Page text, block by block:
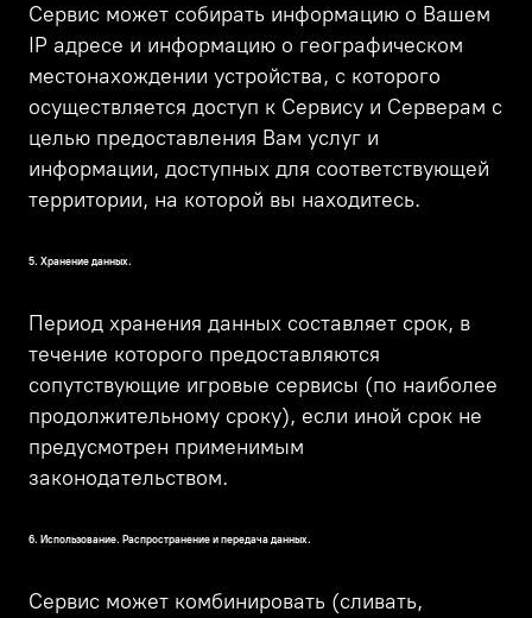
Сервис может собирать информацию о Вашем
IP адресе и информацию о географическом
местонахождении устройства, с которого
осуществляется доступ к Сервису и Серверам с
целью предоставления Вам услуг и
информации, доступных для соответствующей
территории, на которой вы находитесь.
5. Хранение данных.
Период хранения данных составляет срок, в
течение которого предоставляются
сопутствующие игровые сервисы (по наиболее
продолжительному сроку), если иной срок не
предусмотрен применимым
законодательством.
6. Использование. Распространение и передача данных.
Сервис может комбинировать (сливать,